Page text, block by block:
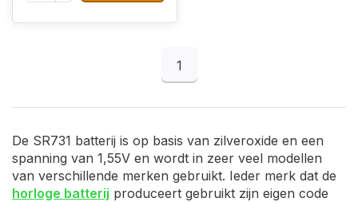
1
De SR731 batterij is op basis van zilveroxide en een
spanning van 1,55V en wordt in zeer veel modellen
van verschillende merken gebruikt. Ieder merk dat de
horloge batterij produceert gebruikt zijn eigen code